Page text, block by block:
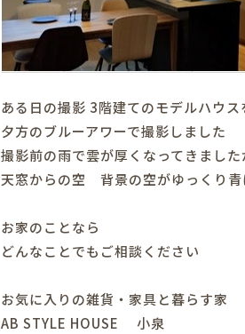
ある日の撮影 3階建てのモデルハウス
夕方のブルーアワーで撮影しました
撮影前の雨で雲が厚くなってきました
天窓からの空 背景の空がゆっくり青
お家のことなら
どんなことでもご相談ください
お気に入りの雑貨・家具と暮らす家
AB STYLE HOUSE 小泉